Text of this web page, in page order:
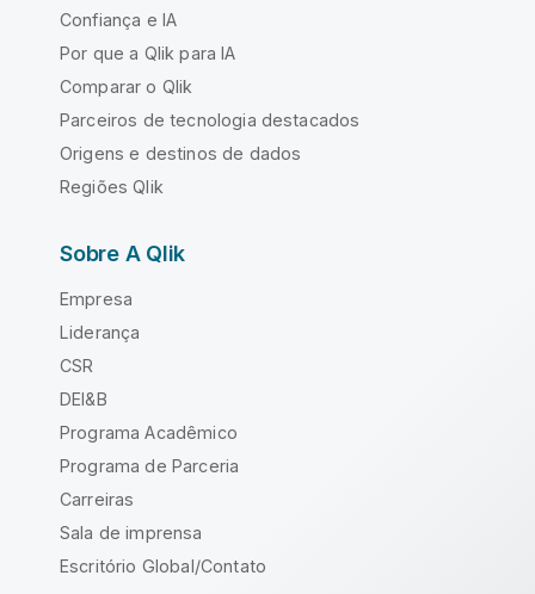
Confiança e IA
Por que a Qlik para IA
Comparar o Qlik
Parceiros de tecnologia destacados
Origens e destinos de dados
Regiões Qlik
Sobre A Qlik
Empresa
Liderança
CSR
DEI&B
Programa Acadêmico
Programa de Parceria
Carreiras
Sala de imprensa
Escritório Global/Contato